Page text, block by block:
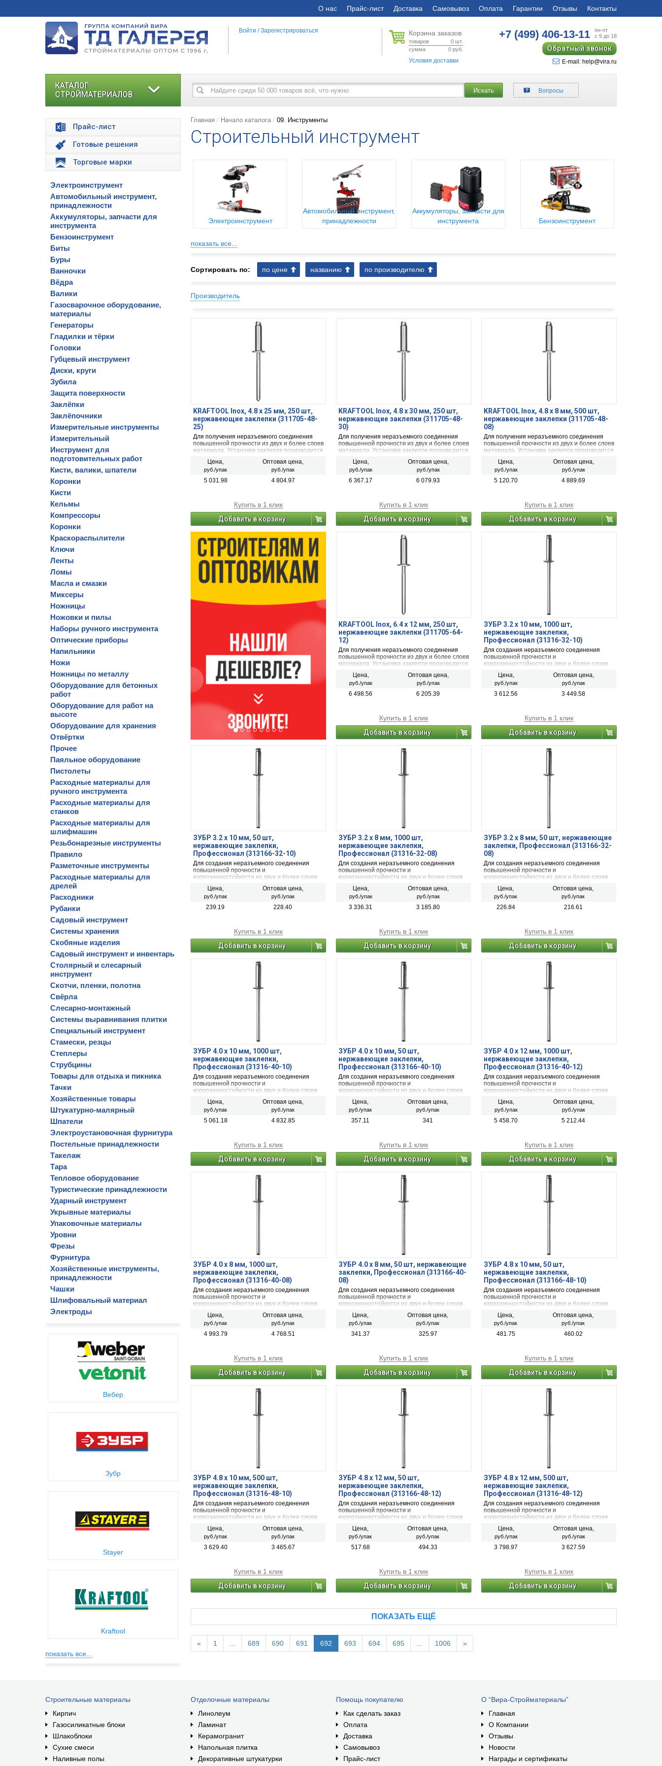
О нас Прайс-лист Доставка Самовывоз Оплата Гарантии Отзывы Контакты
Корзина заказов
товаров 0 шт.
сумма
0 руб.
Условия доставки
+7 (499)406-13-11
пн-пт
с 9 до 18
Обратный звонок
E-mail: help@vira.ru
Войти /Зарегистрироваться
КАТАЛОГ
СТРОЙМАТЕРИАЛОВ
Прайс-лист
Готовые решения
Торговые марки
Электроинструмент
Автомобильный инструмент,
принадлежности
Аккумуляторы, запчасти для
инструмента
Бензоинструмент
Биты
Буры
Ванночки
Вёдра
Валики
Газосварочное оборудование,
материалы
Генераторы
Гладилки и тёрки
Головки
Губцевый инструмент
Диски, круги
Зубила
Защита поверхности
Заклёпки
Заклёпочники
Измерительные инструменты
Измерительный
Инструмент для
подготовительных работ
Кисти, валики, шпатели
Коронки
Кисти
Кельмы
Компрессоры
Коронки
Краскораспылители
Ключи
Ленты
Ломы
Масла и смазки
Миксеры
Ножницы
Ножовки и пилы
Наборы ручного инструмента
Оптические приборы
Напильники
Ножи
Ножницы по металлу
Оборудование для бетонных
работ
Оборудование для работ на
высоте
Оборудование для хранения
Отвёртки
Прочее
Паяльное оборудование
Пистолеты
Расходные материалы для
ручного инструмента
Расходные материалы для
станков
Расходные материалы для
шлифмашин
Резьбонарезные инструменты
Правило
Разметочные инструменты
Расходные материалы для
дрелей
Расходники
Рубанки
Садовый инструмент
Системы хранения
Скобяные изделия
Садовый инструмент и инвентарь
Столярный и слесарный
инструмент
Скотчи, пленки, полотна
Свёрла
Слесарно-монтажный
Системы выравнивания плитки
Специальный инструмент
Стамески, резцы
Степлеры
Струбцины
Товары для отдыха и пикника
Тачки
Хозяйственные товары
Штукатурно-малярный
Шпатели
Электроустановочная фурнитура
Постельные принадлежности
Такелаж
Тара
Тепловое оборудование
Туристические принадлежности
Ударный инструмент
Укрывные материалы
Упаковочные материалы
Уровни
Фрезы
Фурнитура
Хозяйственные инструменты,
принадлежности
Чашки
Шлифовальный материал
Электроды
Вебер
Зубр
Stayer
Kraftool
показать все...
Искать Вопросы
Главная Начало каталога 09. Инструменты
Строительный инструмент
Электроинструмент
Автомобильный инструмент,
принадлежности
Аккумуляторы, запчасти для
инструмента
Бензоинструмент
показать все...
Сортировать по: по цене названию по производителю
Производитель
KRAFTOOL Inox, 4.8 x 25 мм, 250 шт,
нержавеющие заклепки (311705-48-
25)
Для получения неразъемного соединения
повышенной прочности из двух и более слоев
материала. Установка заклепок производится
при помощи заклепочника.
Цена,
руб./упак
Оптовая цена,
руб./упак
5 031.98 4 804.97
Купить в 1 клик
Добавить в корзину
KRAFTOOL Inox, 4.8 x 30 мм, 250 шт,
нержавеющие заклепки (311705-48-
30)
Для получения неразъемного соединения
повышенной прочности из двух и более слоев
материала. Установка заклепок производится
при помощи заклепочника.
Цена,
руб./упак
Оптовая цена,
руб./упак
6 367.17 6 079.93
Купить в 1 клик
Добавить в корзину
KRAFTOOL Inox, 4.8 x 8 мм, 500 шт,
нержавеющие заклепки (311705-48-
08)
Для получения неразъемного соединения
повышенной прочности из двух и более слоев
материала. Установка заклепок производится
при помощи заклепочника.
Цена,
руб./упак
Оптовая цена,
руб./упак
5 120.70 4 889.69
Купить в 1 клик
Добавить в корзину
KRAFTOOL Inox, 6.4 x 12 мм, 250 шт,
нержавеющие заклепки (311705-64-
12)
Для получения неразъемного соединения
повышенной прочности из двух и более слоев
материала. Установка заклепок производится
при помощи заклепочника.
Цена,
руб./упак
Оптовая цена,
руб./упак
6 498.56 6 205.39
Купить в 1 клик
Добавить в корзину
ЗУБР 3.2 x 10 мм, 1000 шт,
нержавеющие заклепки,
Профессионал (31316-32-10)
Для создания неразъемного соединения
повышенной прочности и
коррозионостойкости из двух и более слоев
Цена,
руб./упак
Оптовая цена,
руб./упак
3 612.56 3 449.58
Купить в 1 клик
Добавить в корзину
ЗУБР 3.2 x 10 мм, 50 шт,
нержавеющие заклепки,
Профессионал (313166-32-10)
Для создания неразъемного соединения
повышенной прочности и
коррозионостойкости из двух и более слоев
Цена,
руб./упак
Оптовая цена,
руб./упак
239.19 228.40
Купить в 1 клик
Добавить в корзину
ЗУБР 3.2 x 8 мм, 1000 шт,
нержавеющие заклепки,
Профессионал (31316-32-08)
Для создания неразъемного соединения
повышенной прочности и
коррозионостойкости из двух и более слоев
Цена,
руб./упак
Оптовая цена,
руб./упак
3 336.31 3 185.80
Купить в 1 клик
Добавить в корзину
ЗУБР 3.2 x 8 мм, 50 шт, нержавеющие
заклепки, Профессионал (313166-32-
08)
Для создания неразъемного соединения
повышенной прочности и
коррозионостойкости из двух и более слоев
Цена,
руб./упак
Оптовая цена,
руб./упак
226.84 216.61
Купить в 1 клик
Добавить в корзину
ЗУБР 4.0 x 10 мм, 1000 шт,
нержавеющие заклепки,
Профессионал (31316-40-10)
Для создания неразъемного соединения
повышенной прочности и
коррозионостойкости из двух и более слоев
Цена,
руб./упак
Оптовая цена,
руб./упак
5 061.18 4 832.85
Купить в 1 клик
Добавить в корзину
ЗУБР 4.0 x 10 мм, 50 шт,
нержавеющие заклепки,
Профессионал (313166-40-10)
Для создания неразъемного соединения
повышенной прочности и
коррозионостойкости из двух и более слоев
Цена,
руб./упак
Оптовая цена,
руб./упак
357.11 341
Купить в 1 клик
Добавить в корзину
ЗУБР 4.0 x 12 мм, 1000 шт,
нержавеющие заклепки,
Профессионал (31316-40-12)
Для создания неразъемного соединения
повышенной прочности и
коррозионостойкости из двух и более слоев
Цена,
руб./упак
Оптовая цена,
руб./упак
5 458.70 5 212.44
Купить в 1 клик
Добавить в корзину
ЗУБР 4.0 x 8 мм, 1000 шт,
нержавеющие заклепки,
Профессионал (31316-40-08)
Для создания неразъемного соединения
повышенной прочности и
коррозионостойкости из двух и более слоев
Цена,
руб./упак
Оптовая цена,
руб./упак
4 993.79 4 768.51
Купить в 1 клик
Добавить в корзину
ЗУБР 4.0 x 8 мм, 50 шт, нержавеющие
заклепки, Профессионал (313166-40-
08)
Для создания неразъемного соединения
повышенной прочности и
коррозионостойкости из двух и более слоев
Цена,
руб./упак
Оптовая цена,
руб./упак
341.37 325.97
Купить в 1 клик
Добавить в корзину
ЗУБР 4.8 x 10 мм, 50 шт,
нержавеющие заклепки,
Профессионал (313166-48-10)
Для создания неразъемного соединения
повышенной прочности и
коррозионостойкости из двух и более слоев
Цена,
руб./упак
Оптовая цена,
руб./упак
481.75 460.02
Купить в 1 клик
Добавить в корзину
ЗУБР 4.8 x 10 мм, 500 шт,
нержавеющие заклепки,
Профессионал (31316-48-10)
Для создания неразъемного соединения
повышенной прочности и
коррозионостойкости из двух и более слоев
Цена,
руб./упак
Оптовая цена,
руб./упак
3 629.40 3 465.67
Купить в 1 клик
Добавить в корзину
ЗУБР 4.8 x 12 мм, 50 шт,
нержавеющие заклепки,
Профессионал (313166-48-12)
Для создания неразъемного соединения
повышенной прочности и
коррозионостойкости из двух и более слоев
Цена,
руб./упак
Оптовая цена,
руб./упак
517.68 494.33
Купить в 1 клик
Добавить в корзину
ЗУБР 4.8 x 12 мм, 500 шт,
нержавеющие заклепки,
Профессионал (31316-48-12)
Для создания неразъемного соединения
повышенной прочности и
коррозионостойкости из двух и более слоев
Цена,
руб./упак
Оптовая цена,
руб./упак
3 798.97 3 627.59
Купить в 1 клик
Добавить в корзину
ПОКАЗАТЬ ЕЩЁ
« 1 689 690 691 692 693 694 695 1006 »
Строительные материалы
Кирпич
Газосиликатные блоки
Шлакоблоки
Сухие смеси
Наливные полы
Отделочные материалы
Линолеум
Ламинат
Керамогранит
Напольная плитка
Декоративные штукатурки
Помощь покупателю
Как сделать заказ
Оплата
Доставка
Самовывоз
Прайс-лист
О “Вира-Стройматериалы”
Главная
О Компании
Отзывы
Новости
Награды и сертификаты